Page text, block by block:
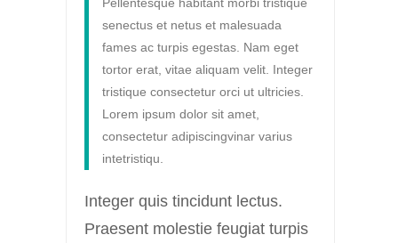
Pellentesque habitant morbi tristique
senectus et netus et malesuada
fames ac turpis egestas. Nam eget
tortor erat, vitae aliquam velit. Integer
tristique consectetur orci ut ultricies.
Lorem ipsum dolor sit amet,
consectetur adipiscingvinar varius
intetristiqu.
Integer quis tincidunt lectus.
Praesent molestie feugiat turpis